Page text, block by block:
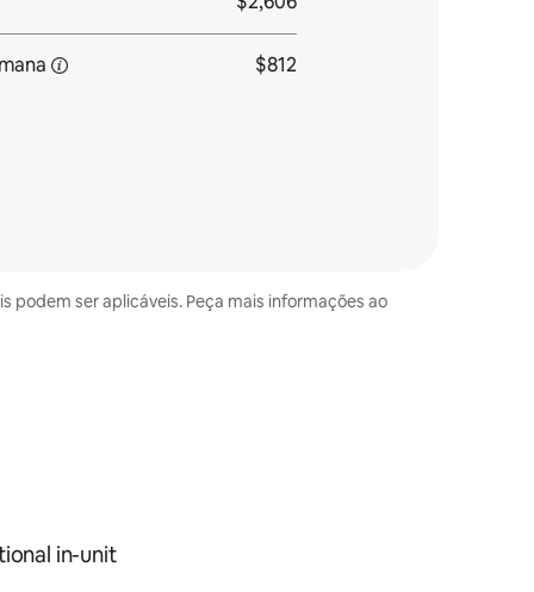
$812
podem ser aplicáveis. Peça mais informações ao
in-unit